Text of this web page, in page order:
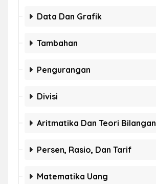
Data Dan Grafik
Tambahan
Pengurangan
Divisi
Aritmatika Dan Teori Bilangan
Persen, Rasio, Dan Tarif
Matematika Uang